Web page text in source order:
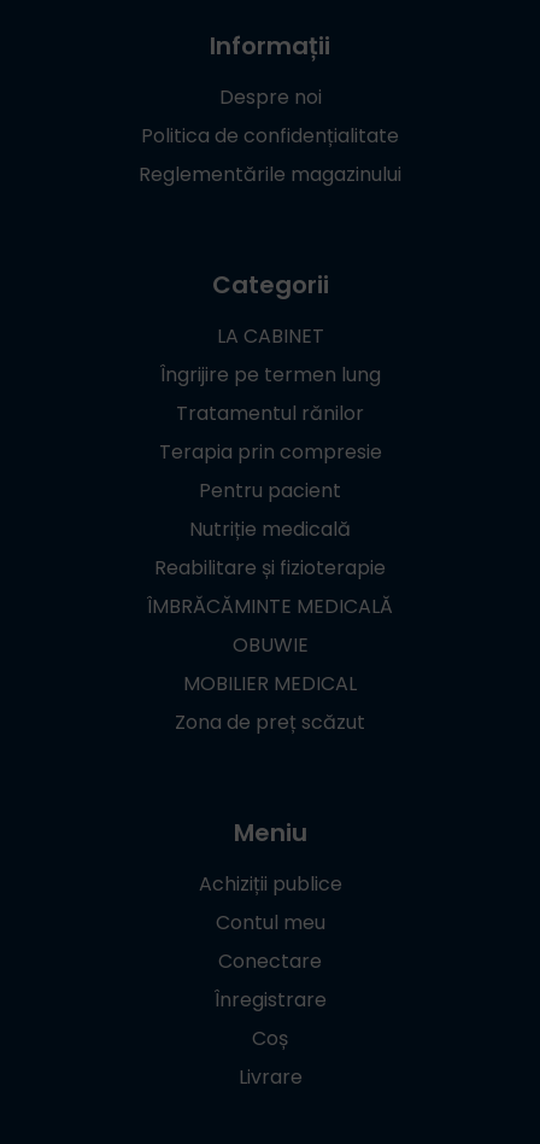
Informații
Despre noi
Politica de confidențialitate
Reglementările magazinului
Categorii
LA CABINET
Îngrijire pe termen lung
Tratamentul rănilor
Terapia prin compresie
Pentru pacient
Nutriție medicală
Reabilitare și fizioterapie
ÎMBRĂCĂMINTE MEDICALĂ
OBUWIE
MOBILIER MEDICAL
Zona de preț scăzut
Meniu
Achiziții publice
Contul meu
Conectare
Înregistrare
Coș
Livrare